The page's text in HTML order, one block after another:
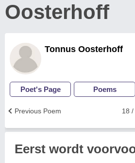
Oosterhoff
Tonnus Oosterhoff
Poet's Page Poems
18
Previous Poem
Eerst wordt